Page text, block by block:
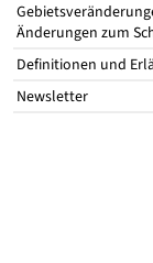
Änderungen zum
Definitionen und
Newsletter